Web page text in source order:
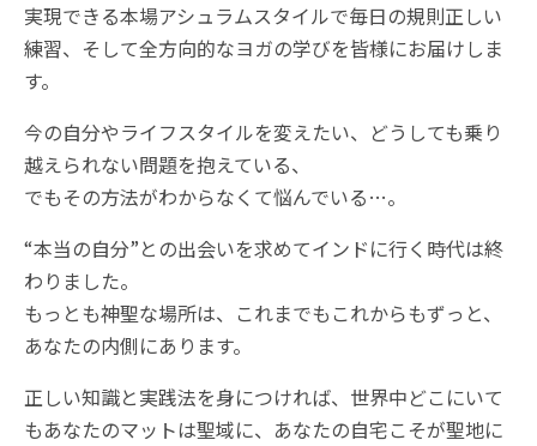
実現できる本場アシュラムスタイルで毎日の規則正しい
練習、そして全方向的なヨガの学びを皆様にお届けしま
す。
今の自分やライフスタイルを変えたい、どうしても乗り
越えられない問題を抱えている、
でもその方法がわからなくて悩んでいる…。
“本当の自分”との出会いを求めてインドに行く時代は終
わりました。
もっとも神聖な場所は、これまでもこれからもずっと、
あなたの内側にあります。
正しい知識と実践法を身につければ、世界中どこにいて
もあなたのマットは聖域に、あなたの自宅こそが聖地に